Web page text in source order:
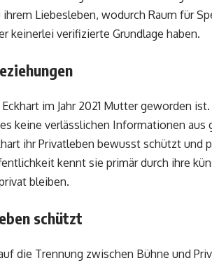
Liebesleben, wodurch Raum für
keinerlei verifizierte Grundlage haben.
im Jahr 2021 Mutter geworden
keine verlässlichen Informationen aus
ihr Privatleben bewusst schützt und
kennt sie primär durch ihre
bleiben.
schützt
die Trennung zwischen Bühne und